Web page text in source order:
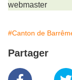
webmaster
#Canton de
Partager